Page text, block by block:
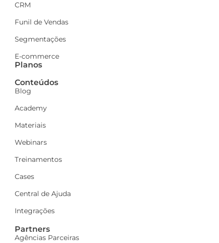
CRM
Funil de Vendas
Segmentações
E-commerce
Planos
Conteúdos
Blog
Academy
Materiais
Webinars
Treinamentos
Cases
Central de Ajuda
Integrações
Partners
Agências Parceiras